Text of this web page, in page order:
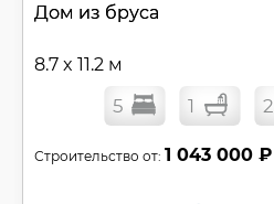
Дом из бруса
8.7 x 11.2 м
5 1 2
Строительство от: 1 043 000 ₽